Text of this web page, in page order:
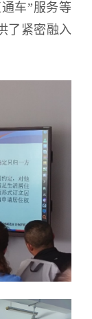
车”服务等
了紧密融入